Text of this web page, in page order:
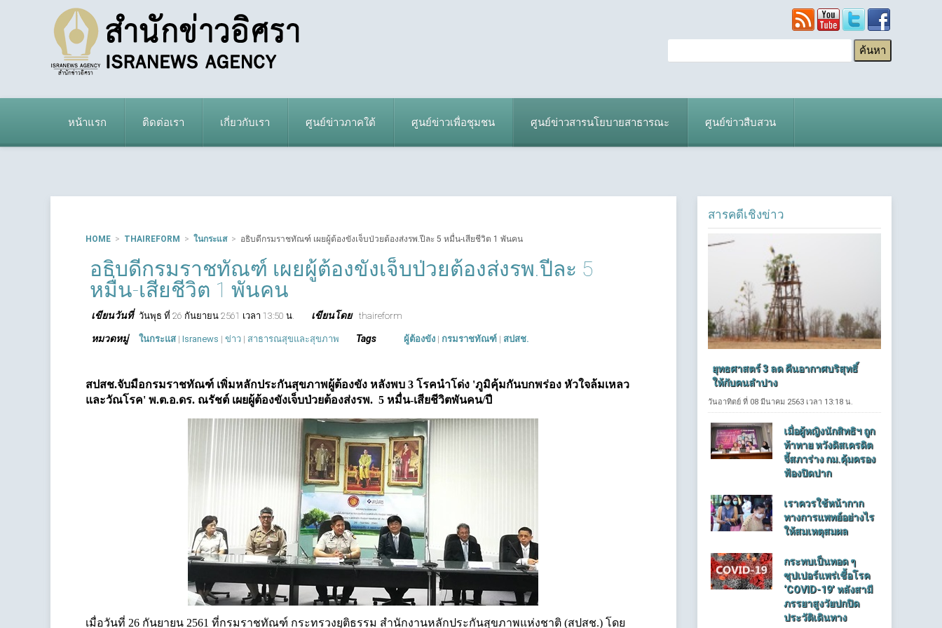
หน้าแรก ติดต่อเรา เกี่ยวกับเรา ศูนย์ข่าวภาคใต้ ศูนย์ข่าวเพื่อชุมชน ศูนย์ข่าวสารนโยบายสาธารณะ ศูนย์ข่าวสืบสวน
HOME THAIREFORM ในกระแส อธิบดีกรมราชทัณฑ์ เผยผู้ต้องขังเจ็บป่วยต้องส่งรพ.ปีละ 5 หมื่น-เสียชีวิต 1 พันคน
อธิบดีกรมราชทัณฑ์ เผยผู้ต้องขังเจ็บป่วยต้องส่งรพ.ปีละ 5
หมื่น-เสียชีวิต 1 พันคน
เขียนวันที่ วันพุธ ที่ 26 กันยายน 2561 เวลา 13:50 น. เขียนโดย thaireform
หมวดหมู่ ในกระแส | Isranews | ข่าว | สาธารณสุขและสุขภาพ Tags ผู้ต้องขัง| กรมราชทัณฑ์| สปสช.
สปสช.จับมือกรมราชทัณฑ์ เพิ่มหลักประกันสุขภาพผู้ต้องขัง หลังพบ 3 โรคนำโด่ง 'ภูมิคุ้มกันบกพร่อง หัวใจล้มเหลว
และวัณโรค' พ.ต.อ.ดร. ณรัชต์ เผยผู้ต้องขังเจ็บป่วยต้องส่งรพ. 5 หมื่น-เสียชีวิตพันคน/ปี
เมื่อวันที่ 26 กันยายน 2561 ที่กรมราชทัณฑ์ กระทรวงยุติธรรม สํานักงานหลักประกันสุขภาพแห่งชาติ (สปสช.) โดย
สารคดีเชิงข่าว
ยุทธศาสตร์ 3 ลด คืนอากาศบริสุทธิ์
ให้กับคนลำปาง
วันอาทิตย์ ที่ 08 มีนาคม 2563 เวลา 13:18 น.
เมื่อผู้หญิงนักสิทธิฯ ถูก
ท้าทาย หวังดิสเครดิต
จี้สภาร่าง กม.คุ้มครอง
ฟ้องปิดปาก
เราควรใช้หน้ากาก
ทางการแพทย์อย่างไร
ให้สมเหตุสมผล
กระทบเป็นทอด ๆ
ซุปเปอร์แพร่เชื้อโรค
‘COVID-19’ หลังสามี
ภรรยาสูงวัยปกปิด
ประวัติเดินทาง